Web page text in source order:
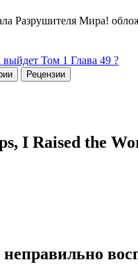
выйдет Том 1 Глава 49 ?
Рецензии
I Raised the